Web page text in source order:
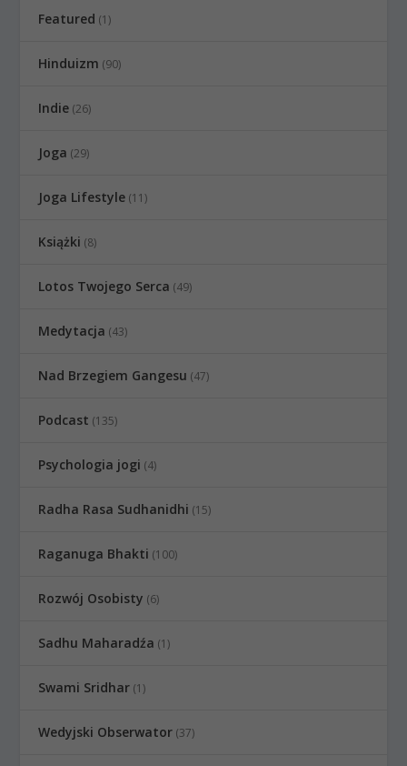
Featured (1)
Hinduizm (90)
Indie (26)
Joga (29)
Joga Lifestyle (11)
Książki (8)
Lotos Twojego Serca (49)
Medytacja (43)
Nad Brzegiem Gangesu (47)
Podcast (135)
Psychologia jogi (4)
Radha Rasa Sudhanidhi (15)
Raganuga Bhakti (100)
Rozwój Osobisty (6)
Sadhu Maharadźa (1)
Swami Sridhar (1)
Wedyjski Obserwator (37)